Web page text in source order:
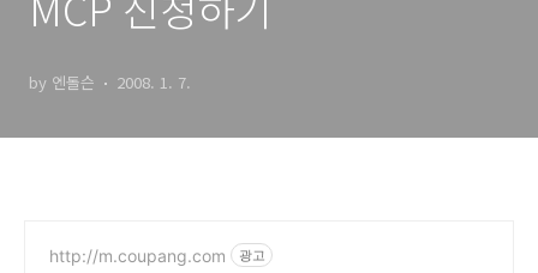
by 엔돌슨 2008. 1. 7.
http://m.coupang.com 광고